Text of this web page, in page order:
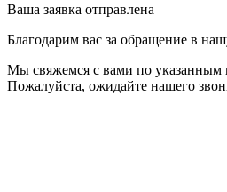
Ваша заявка отправлена
Благодарим вас за обращение в
Мы свяжемся с вами по указанным
Пожалуйста, ожидайте нашего